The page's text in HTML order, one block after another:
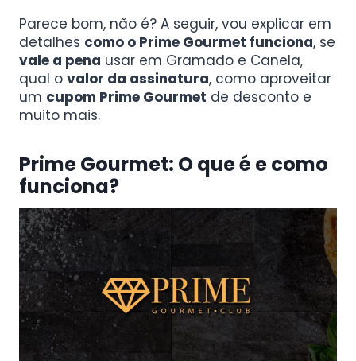
Parece bom, não é? A seguir, vou explicar em
detalhes como o Prime Gourmet funciona, se
vale a pena usar em Gramado e Canela,
qual o valor da assinatura, como aproveitar
um cupom Prime Gourmet de desconto e
muito mais.
Prime Gourmet: O que é ecomo
funciona?